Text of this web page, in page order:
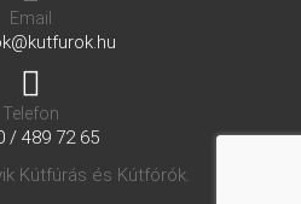
Email
Telefon
/ 489 72 65
Kútfúrás és Kútfórók.